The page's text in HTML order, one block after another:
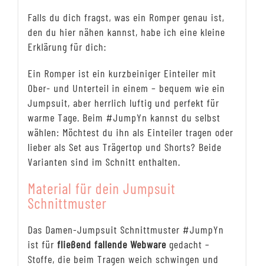
Falls du dich fragst, was ein Romper genau ist,
den du hier nähen kannst, habe ich eine kleine
Erklärung für dich:
Ein Romper ist ein kurzbeiniger Einteiler mit
Ober- und Unterteil in einem – bequem wie ein
Jumpsuit, aber herrlich luftig und perfekt für
warme Tage. Beim #JumpYn kannst du selbst
wählen: Möchtest du ihn als Einteiler tragen oder
lieber als Set aus Trägertop und Shorts? Beide
Varianten sind im Schnitt enthalten.
Material für dein Jumpsuit
Schnittmuster
Das Damen-Jumpsuit Schnittmuster #JumpYn
ist für fließend fallende Webwaregedacht –
Stoffe, die beim Tragen weich schwingen und